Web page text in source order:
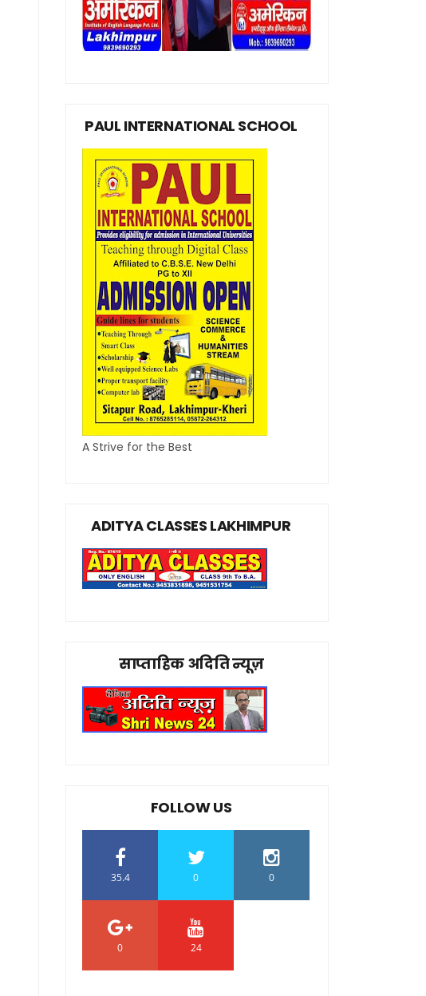
PAUL INTERNATIONAL SCHOOL
A Strive for the Best
ADITYA CLASSES LAKHIMPUR
साप्ताहिक अदिति न्यूज़
FOLLOW US
35.4 0 0
0 24